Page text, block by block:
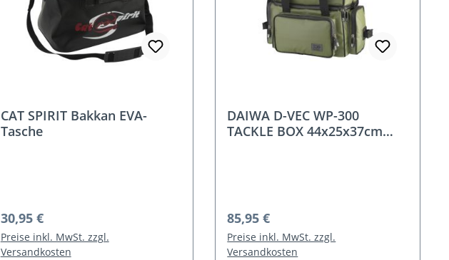
CAT SPIRIT Bakkan EVA-
Tasche
Regulärer Preis:
30,95 €
Preise inkl. MwSt. zzgl.
Versandkosten
DAIWA D-VEC WP-300
TACKLE BOX 44x25x37cm
Regulärer Preis:
85,95 €
Preise inkl. MwSt. zzgl.
Versandkosten